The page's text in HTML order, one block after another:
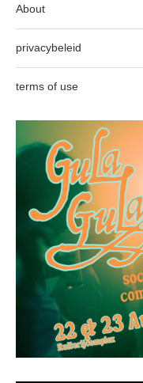
About
privacybeleid
terms of use